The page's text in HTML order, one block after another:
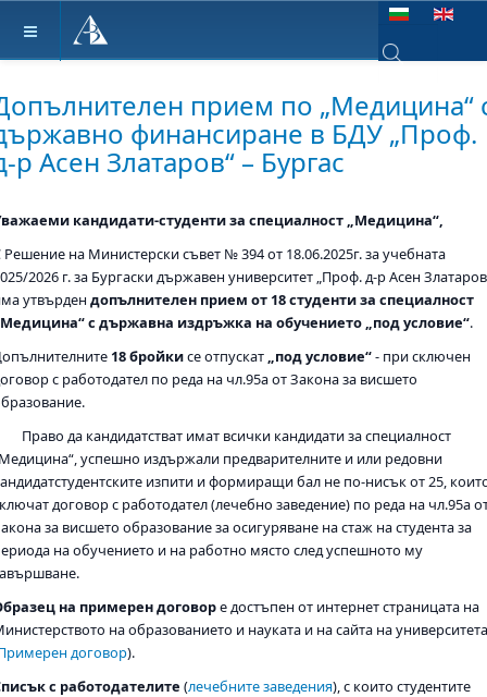
Изберете език
Type 2 or more
прием по „Медицина“
финансиране в БДУ „Проф.
р Асен Златаров“ – Бургас
кандидати-студенти за специалност „Медицина“,
Решение на Министерски съвет № 394 от 18.06.2025г. за учебната
2026 г. за Бургаски държавен университет „Проф. д-р Асен
утвърдендопълнителен прием от 18 студенти за специалност
с държавна издръжка на обучението „под условие“.
18 бройкисе отпускат „под условие“- при сключен
с работодател по реда на чл.95а от Закона за висшето
да кандидатстват имат всички кандидати за специалност
успешно издържали предварителните и или редовни
изпити и формиращи бал не по-нисък от 25,
договор с работодател (лечебно заведение) по реда на чл.95а
за висшето образование за осигуряване на стаж на студента за
на обучението и на работно място след успешното му
на примерен договоре достъпен от интернет страницата на
на образованието и науката и на сайта на
договор).
с работодателите(лечебните заведения), с които студентите